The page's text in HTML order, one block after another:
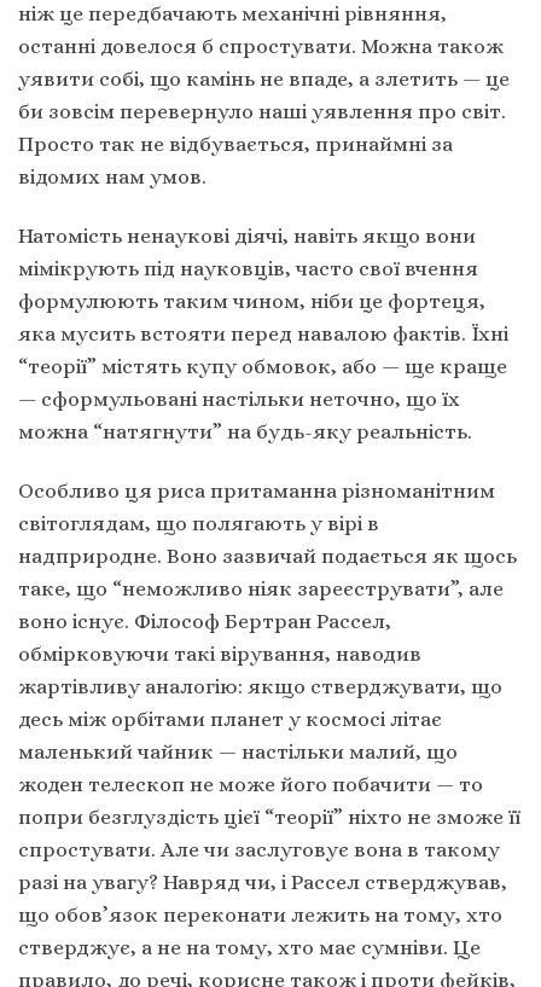
ніж це передбачають механічні рівняння,
останні довелося б спростувати. Можна також
уявити собі, що камінь не впаде, а злетить — це
би зовсім перевернуло наші уявлення про світ.
Просто так не відбувається, принаймні за
відомих нам умов.
Натомість ненаукові діячі, навіть якщо вони
мімікрують під науковців, часто свої вчення
формулюють таким чином, ніби це фортеця,
яка мусить встояти перед навалою фактів. Їхні
“теорії” містять купу обмовок, або — ще краще
— сформульовані настільки неточно, що їх
можна “натягнути” на будь-яку реальність.
Особливо ця риса притаманна різноманітним
світоглядам, що полягають у вірі в
надприродне. Воно зазвичай подається як щось
таке, що “неможливо ніяк зареєструвати”, але
воно існує. Філософ Бертран Рассел,
обмірковуючи такі вірування, наводив
жартівливу аналогію: якщо стверджувати, що
десь між орбітами планет у космосі літає
маленький чайник — настільки малий, що
жоден телескоп не може його побачити — то
попри безглуздість цієї “теорії” ніхто не зможе її
спростувати. Але чи заслуговує вона в такому
разі на увагу? Навряд чи, і Рассел стверджував,
що обов’язок переконати лежить на тому, хто
стверджує, а не на тому, хто має сумніви. Це
правило, до речі, корисне також і проти фейків,